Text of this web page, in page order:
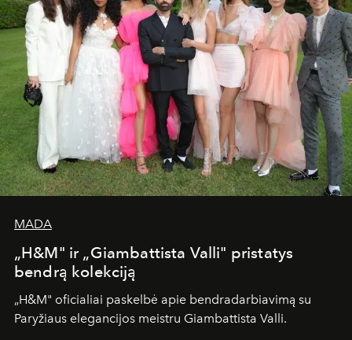
MADA
„H&M" ir „Giambattista Valli" pristatys
bendrą kolekciją
„H&M" oficialiai paskelbė apie bendradarbiavimą su
Paryžiaus elegancijos meistru Giambattista Valli.